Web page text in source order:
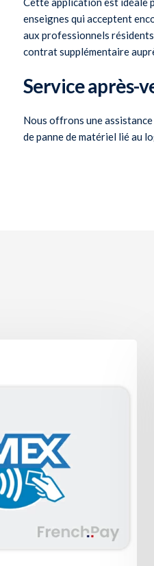
enseignes qui acceptent
aux professionnels
contrat supplémentaire
Service après-
Nous offrons une
de panne de matériel lié au